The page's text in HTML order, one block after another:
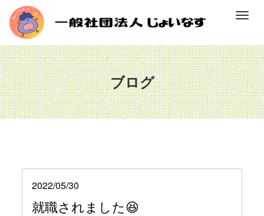
M
n
u
ブログ
2022/05/30
就職されました😆